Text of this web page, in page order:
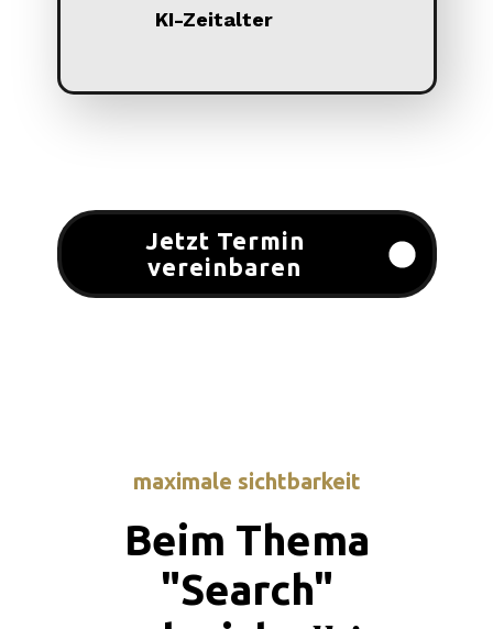
KI-Zeitalter
Jetzt Termin
vereinbaren
maximale sichtbarkeit
Beim Thema
"Search"